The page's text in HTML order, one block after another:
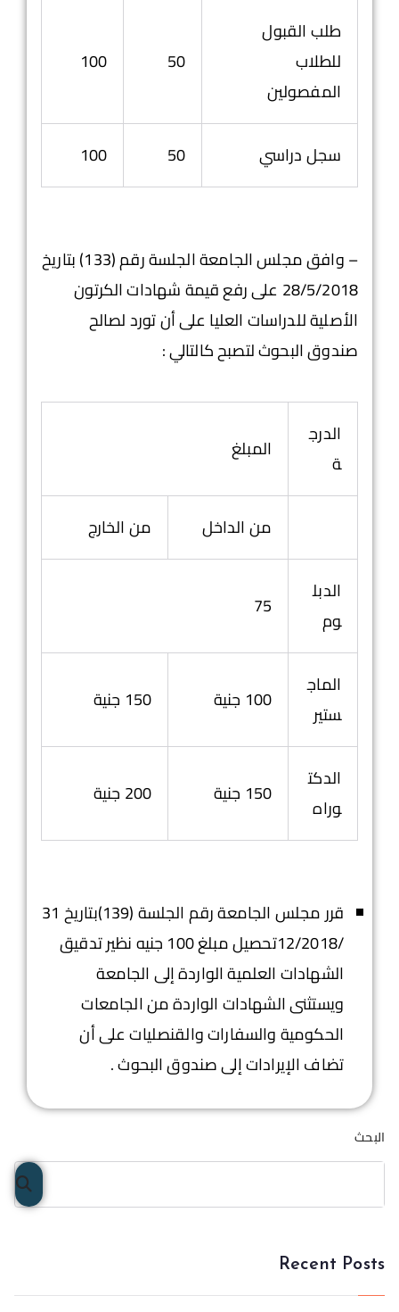
طلب القبول
للطلاب
المفصولين
50
100
سجل دراسي 50
100
– وافق مجلس الجامعة الجلسة رقم (133) بتاريخ
28/5/2018 على رفع قيمة شهادات الكرتون
الأصلية للدراسات العليا على أن تورد لصالح
صندوق البحوث لتصبح كالتالي :
الدرج
ة
المبلغ
من الداخل من الخارج
الدبل
وم
75
الماج
ستير
100 جنية 150 جنية
الدكت
وراه
150 جنية 200 جنية
قرر مجلس الجامعة رقم الجلسة (139)بتاريخ 31
/12/2018تحصيل مبلغ 100 جنيه نظير تدقيق
الشهادات العلمية الواردة إلى الجامعة
ويستثنى الشهادات الواردة من الجامعات
الحكومية والسفارات والقنصليات على أن
تضاف الإيرادات إلى صندوق البحوث .
البحث
البح
ث
Recent Posts